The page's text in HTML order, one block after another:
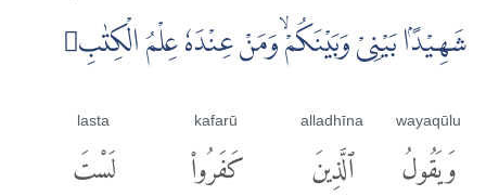
شَهِيْدًۢا بَيْنِىْ وَبَيْنَكُمْۙ وَمَنْ عِنْدَهٗ عِلْمُ الْكِتٰبِ
wayaqūlu
وَيَقُولُ
alladhīna
ٱلَّذِينَ
kafarū
كَفَرُوا۟
lasta
لَسْتَ